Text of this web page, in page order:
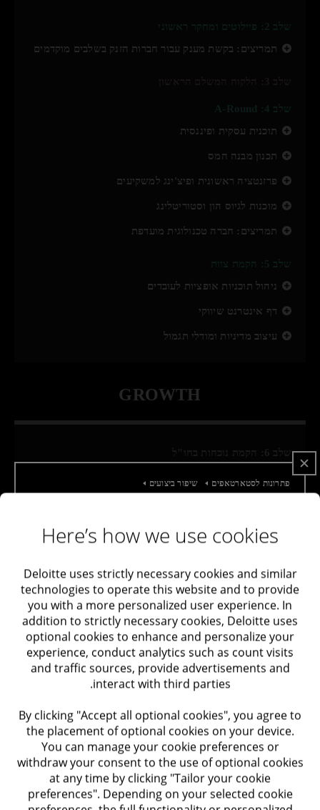
פתרונות לסטארטאפים
שיפור ביצועים
מחקר משתמשים
בחירה של אחד משירותי מחקר המשתמשים שלנו או שילוב
ביניהם תאפשר לך לקבל תובנה על המוטיבציות וההתנהגויות
של לקוחות החברה באמצעות ראיונות מפורטים, סקרים ומחקר
כמותי. אנו מבצעים ניתוח מעמיק של לקוחות מסוימים,
מאפיינים קבוצות של סוגי לקוח ובכך יוצרים ארכיטיפים
ספציפיים, המכונים פרסונות (Personas). בהתבסס על כל
פרסונה, אנו יוצרים את סיפור מסע הלקוח: תיאור ספציפי של
חוויית הלקוח, החל בקשר הראשוני ועד מערכת יחסים ארוכת
טווח. מסע הלקוח בנוי סביב הצרכים הספציפיים של כל
פרסונה והתוצר הסופי מספק תובנות מפורטות ומשוב
שיאפשרו לך לשפר את חווית הלקוח.
ליצירת קשר עם המומחים שלנו
תמריצים: בקשת מענק עבור חברות הזנק בשלבים מוקדמים
תוכנית עסקית ופיננסית
תכנון מבנה המס
פרזנטציה ראשונית ופיצ'ינג למשקיעים
מוכנות לגיוס הון וסטוריטלינג
תמריצים: חברה טכנולוגית מועדפת
ניהול תוכניות אופציות לעובדים
דף אינטרנט שיווקי
עיצוב מדיניות ומודלי תגמול
GROWTH
עמידה בחוקי מס בינלאומיים
יישום רגולציות ESG וסקרי ציות סביבתי
שלב 7: הלקוח הגדול הראשון
SOC2
בדיקת חדירות (Penetration Test)
ISO27001
בדיקת שמישות (Usability Testing)
מחקר משתמשים
Here’s how we use cookies
Deloitte uses strictly necessary cookies and similar
technologies to operate this website and to provide
you with a more personalized user experience. In
addition to strictly necessary cookies, Deloitte uses
optional cookies to enhance and personalize your
experience, conduct analytics such as count visits
and traffic sources, provide advertisements and
interact with third parties.
By clicking "Accept all optional cookies", you agree to
the placement of optional cookies on your device.
You can manage your cookie preferences or
withdraw your consent to the use of optional cookies
at any time by clicking "Tailor your cookie
preferences". Depending on your selected cookie